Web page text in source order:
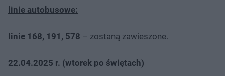
linie autobusowe:
linie 168, 191, 578 – zostaną zawieszone.
22.04.2025 r. (wtorek po świętach)